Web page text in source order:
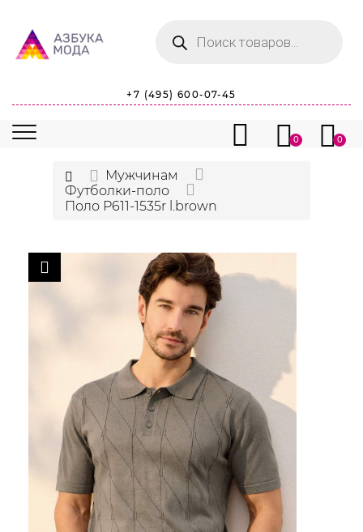
товаров
+7 (495) 600-07-45
0 0
Мужчинам
Футболки-поло
Поло P611-1535r l.brown